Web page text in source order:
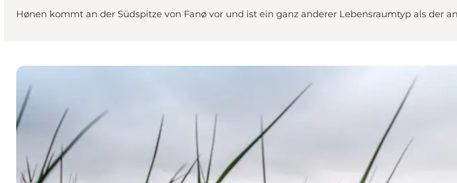
Hønen kommt an der Südspitze von Fanø vor und ist ein ganz anderer Lebensraumtyp als der